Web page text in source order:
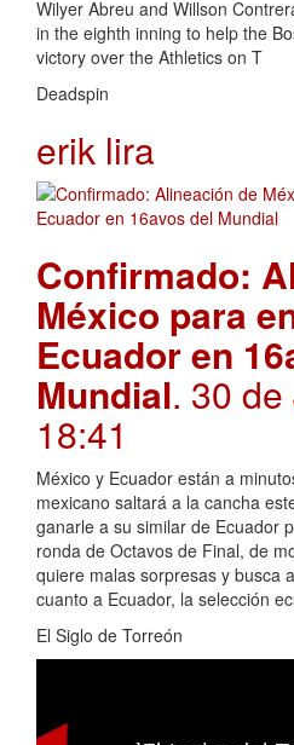
Wilyer Abreu and Willson
in the eighth inning to help the
victory over the Athletics on T
Deadspin
erik lira
Confirmado:
México para
Ecuador en
Mundial. 30
18:41
México y Ecuador están a
mexicano saltará a la cancha
ganarle a su similar de Ecuador
ronda de Octavos de Final, de
quiere malas sorpresas y busca
cuanto a Ecuador, la selección
El Siglo de Torreón